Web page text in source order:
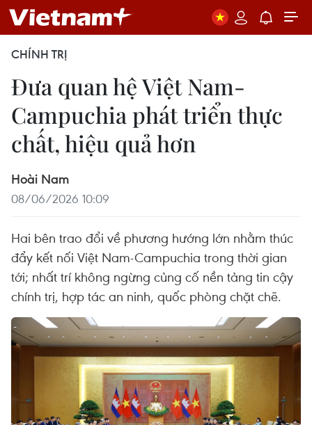
CHÍNH TRỊ
Đưa quan hệ Việt Nam-
Campuchia phát triển thực
chất, hiệu quả hơn
Hoài Nam
08/06/2026 10:09
Hai bên trao đổi về phương hướng lớn nhằm thúc
đẩy kết nối Việt Nam-Campuchia trong thời gian
tới; nhất trí không ngừng củng cố nền tảng tin cậy
chính trị, hợp tác an ninh, quốc phòng chặt chẽ.